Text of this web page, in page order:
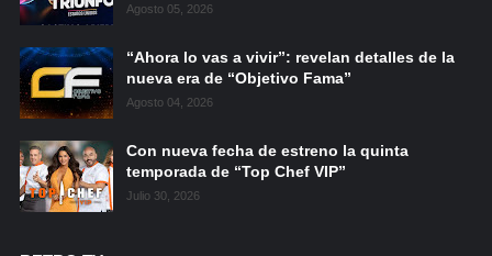
Agosto 05, 2026
“Ahora lo vas a vivir”: revelan detalles de la
nueva era de “Objetivo Fama”
Agosto 04, 2026
Con nueva fecha de estreno la quinta
temporada de “Top Chef VIP”
Julio 30, 2026